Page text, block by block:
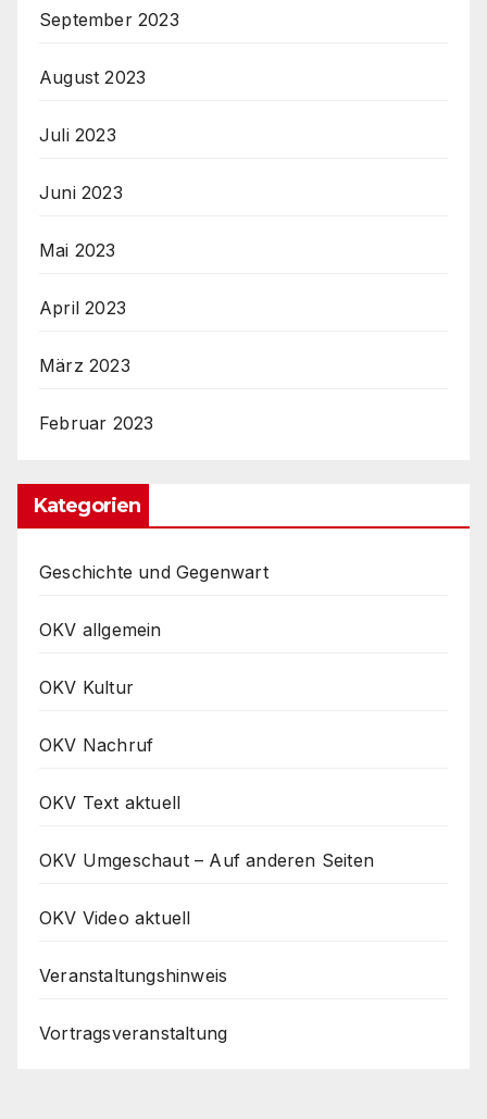
September 2023
August 2023
Juli 2023
Juni 2023
Mai 2023
April 2023
März 2023
Februar 2023
Kategorien
Geschichte und Gegenwart
OKV allgemein
OKV Kultur
OKV Nachruf
OKV Text aktuell
OKV Umgeschaut – Auf anderen Seiten
OKV Video aktuell
Veranstaltungshinweis
Vortragsveranstaltung